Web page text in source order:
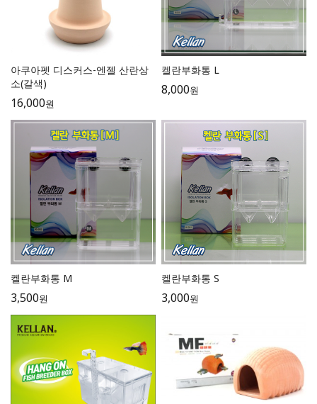
아쿠아펫 디스커스-엔젤 산란상
소(갈색)
16,000원
켈란부화통 L
8,000원
켈란부화통 M
3,500원
켈란부화통 S
3,000원